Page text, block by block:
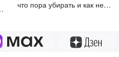
что пора убирать и как не